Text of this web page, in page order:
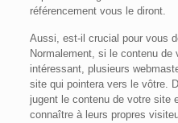
référencement vous le diront.
Aussi, est-il crucial pour vous
Normalement, si le contenu
intéressant, plusieurs
site qui pointera vers le vôtre.
jugent le contenu de votre site
connaître à leurs propres